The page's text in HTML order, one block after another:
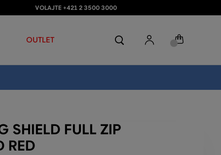
VOLAJTE +421 2 3500 3000
OUTLET
SHIELD FULL ZIP
RED